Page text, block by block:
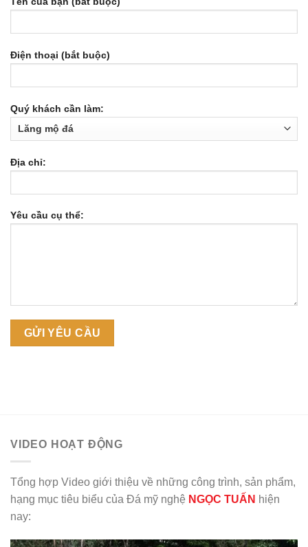
Điện thoại (bắt buộc)
Quý khách cần làm:
Địa chỉ:
Yêu cầu cụ thể:
VIDEO HOẠT ĐỘNG
Tổng hợp Video giới thiệu về những công trình, sản phẩm,
hạng mục tiêu biểu của Đá mỹ nghệ NGỌC TUẤN hiện
nay: